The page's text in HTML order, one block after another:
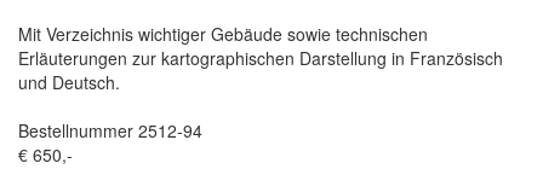
Mit Verzeichnis wichtiger Gebäude sowie technischen
Erläuterungen zur kartographischen Darstellung in Französisch
und Deutsch.
Bestellnummer 2512-94
€ 650,-